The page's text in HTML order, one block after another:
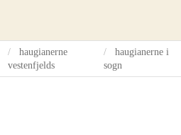
haugianerne
vestenfjelds
haugianerne i
sogn